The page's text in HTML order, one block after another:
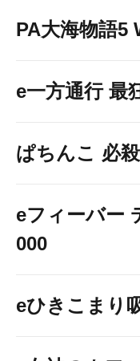
PA大海物語5
e一方通行 最
ぱちんこ 必
eフィーバー
000
eひきこまり